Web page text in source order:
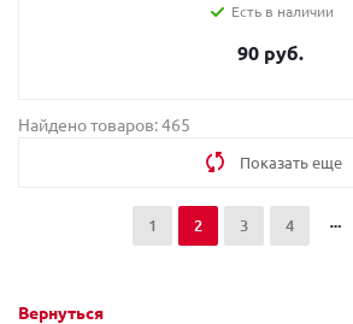
Есть в наличии
90 руб.
Найдено товаров: 465
Показать еще
1 2 3 4
Вернуться